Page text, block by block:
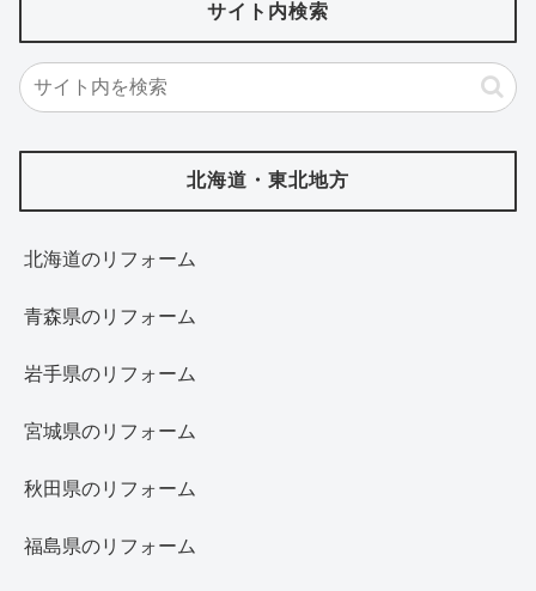
サイト内検索
北海道・東北地方
北海道‎のリフォーム
青森県のリフォーム
岩手県のリフォーム
宮城県のリフォーム
秋田県のリフォーム
福島県のリフォーム